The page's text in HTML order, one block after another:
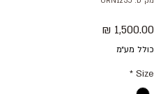
כולל מע״מ
Size
*